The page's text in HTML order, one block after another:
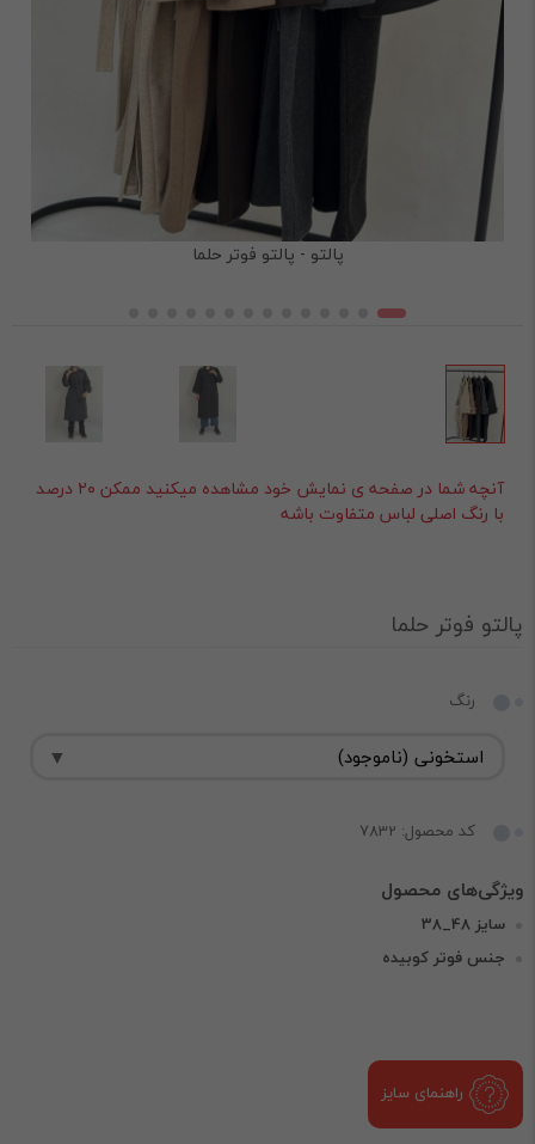
پالتو - پالتو فوتر حلما
آنچه شما در صفحه ی نمایش خود مشاهده میکنید ممکن ۲۰ درصد
با رنگ اصلی لباس متفاوت باشه
پالتو فوتر حلما
رنگ
کد محصول: 7832
سایز 48_38
جنس فوتر کوبیده
راهنمای سایز